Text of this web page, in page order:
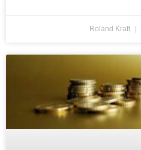
Roland Kraft